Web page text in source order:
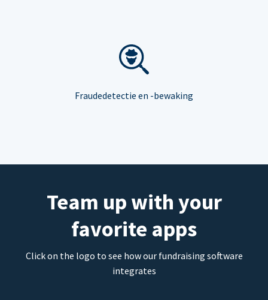
Fraudedetectie en -bewaking
Team up with your
favorite apps
Click on the logo to see how our fundraising software
integrates